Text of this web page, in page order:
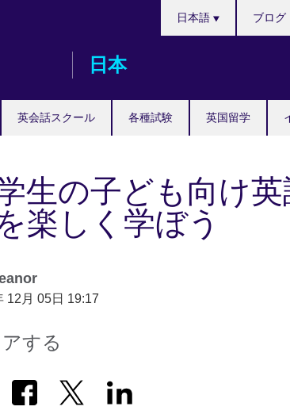
日本
英会話スクール 各種試験 英国留学
Languages
日本語 ブログ
生の子ども向け
楽しく学ぼう
12月 05日 19:17
する